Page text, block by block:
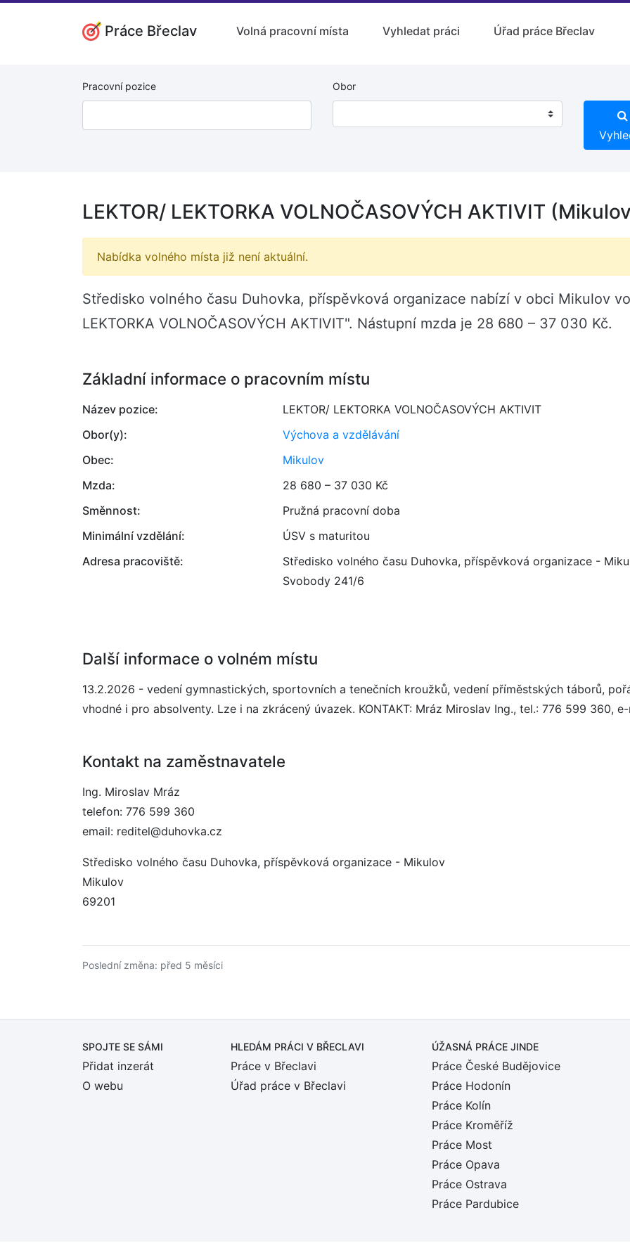
Práce Břeclav Volná pracovní místa Vyhledat práci Úřad práce Břeclav
Pracovní pozice Obor
LEKTOR/ LEKTORKA VOLNOČASOVÝCH AKTIVIT
Nabídka volného místa již není aktuální.
Středisko volného času Duhovka, příspěvková organizace nabízí v obci Mikulov
LEKTORKA VOLNOČASOVÝCH AKTIVIT". Nástupní mzda je 28 680 – 37 030 Kč.
Základní informace o pracovním místu
Název pozice:
LEKTOR/ LEKTORKA VOLNOČASOVÝCH AKTIVIT
Obor(y):
Výchova a vzdělávání
Obec:
Mikulov
Mzda:
28 680 – 37 030 Kč
Směnnost:
Pružná pracovní doba
Minimální vzdělání:
ÚSV s maturitou
Adresa pracoviště:
Středisko volného času Duhovka, příspěvková organizace -
Svobody 241/6
Další informace o volném místu
13.2.2026 - vedení gymnastických, sportovních a tenečních kroužků, vedení příměstských táborů,
vhodné i pro absolventy. Lze i na zkrácený úvazek. KONTAKT: Mráz Miroslav Ing., tel.: 776 599 360,
Kontakt na zaměstnavatele
Ing. Miroslav Mráz
telefon: 776 599 360
email: reditel@duhovka.cz
Středisko volného času Duhovka, příspěvková organizace - Mikulov
Mikulov
69201
Poslední změna: před 5 měsíci
SPOJTE SE SÁMI
Přidat inzerát
O webu
HLEDÁM PRÁCI V BŘECLAVI
Práce v Břeclavi
Úřad práce v Břeclavi
ÚŽASNÁ PRÁCE JINDE
Práce České Budějovice
Práce Hodonín
Práce Kolín
Práce Kroměříž
Práce Most
Práce Opava
Práce Ostrava
Práce Pardubice